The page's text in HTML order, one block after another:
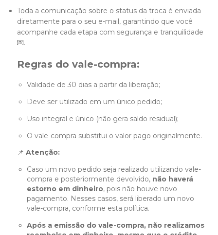
Toda a comunicação sobre o status da troca é enviada
diretamente para o seu e-mail, garantindo que você
acompanhe cada etapa com segurança e tranquilidade
💌.
Regras do vale-compra:
Validade de 30 dias a partir da liberação;
Deve ser utilizado em um único pedido;
Uso integral e único (não gera saldo residual);
O vale-compra substitui o valor pago originalmente.
📌 Atenção:
Caso um novo pedido seja realizado utilizando vale-
compra e posteriormente devolvido, não haverá
estorno em dinheiro, pois não houve novo
pagamento. Nesses casos, será liberado um novo
vale-compra, conforme esta política.
Após a emissão do vale-compra, não realizamos